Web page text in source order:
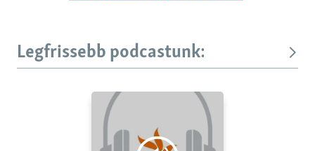
Legfrissebb podcastunk: